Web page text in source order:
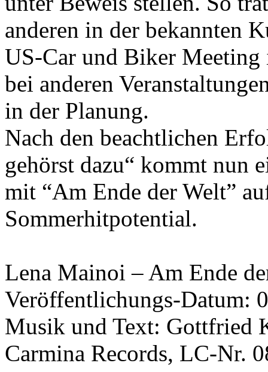
anderen in der bekannten
US-Car und Biker
bei anderen
in der Planung.
Nach den beachtlichen
gehörst dazu“ kommt nun
mit “Am Ende der Welt”
Sommerhitpotential.
Lena Mainoi – Am Ende
Veröffentlichungs-Datum:
Musik und Text: Gottfried
Carmina Records, LC-Nr.